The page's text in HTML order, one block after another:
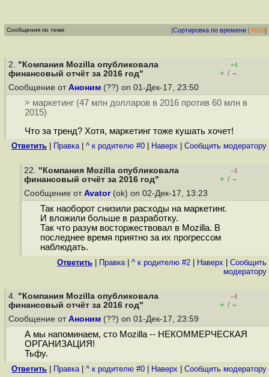
Сообщения по теме [Сортировка по времени | RSS]
2. "Компания Mozilla опубликовала
финансовый отчёт за 2016 год"
+4
+ / –
Сообщение от Аноним (??) on 01-Дек-17, 23:50
> маркетинг (47 млн долларов в 2016 против 60 млн в
2015)
Что за тренд? Хотя, маркетинг тоже кушать хочет!
Ответить Правка| ^ к родителю #0 Наверх Cообщить модератору
22. "Компания Mozilla опубликовала
финансовый отчёт за 2016 год"
–1
+ / –
Сообщение от Avator(ok) on 02-Дек-17, 13:23
Так наоборот снизили расходы на маркетинг.
И вложили больше в разработку.
Так что разум восторжествовал в Mozilla. В
последнее время приятно за их прогрессом
наблюдать.
Ответить Правка| ^ к родителю #2 Наверх
Cообщить
модератору
4. "Компания Mozilla опубликовала
финансовый отчёт за 2016 год"
–2
+ / –
Сообщение от Аноним (??) on 01-Дек-17, 23:59
А мы напоминаем, сто Mozilla -- НЕКОММЕРЧЕСКАЯ
ОРГАНИЗАЦИЯ!
Тьфу.
Ответить Правка| ^ к родителю #0 Наверх Cообщить модератору